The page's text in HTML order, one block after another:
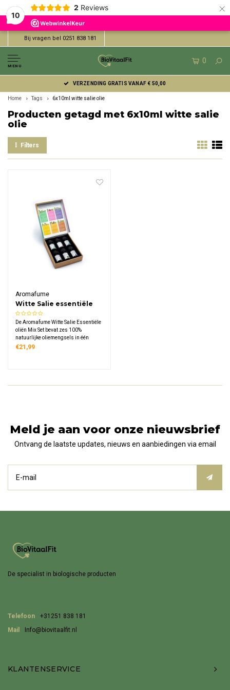
10
2 Reviews ×
Bij vragen bel 0251 838 181
MENU
0
VERZENDING GRATIS VANAF € 50,00
Home Tags 6x10ml witte salie olie
Producten getagd met 6x10ml witte salie
olie
Filters
Aromafume
Witte Salie essentiële
oliën mix (set van 6)
De Aromafume Witte Salie Essentiële
oliën Mix Set bevat zes 100%
natuurlijke oliemengsels in één
stijlvolle geschenkdoos. Beleef alle
€21,99
Meld je aan voor onze nieuwsbrief
Ontvang de laatste updates, nieuws en aanbiedingen via email
De specialist in biologische producten
Telefoon
+31251 838 181
Mail
Info@biovitaalfit.nl
KLANTENSERVICE